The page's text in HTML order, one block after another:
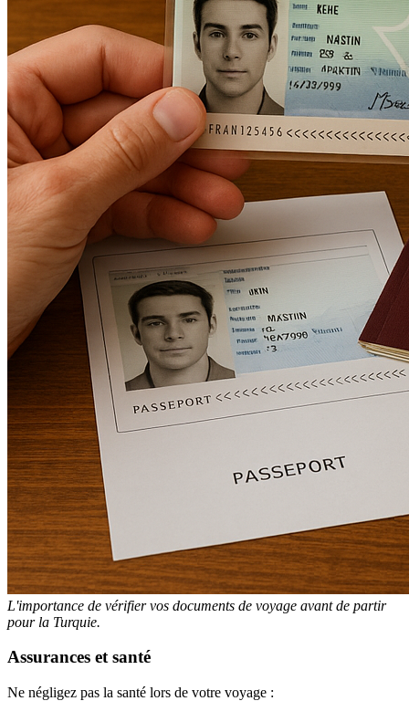
L'importance de vérifier vos documents de voyage avant de partir
pour la Turquie.
Assurances et santé
Ne négligez pas la santé lors de votre voyage :